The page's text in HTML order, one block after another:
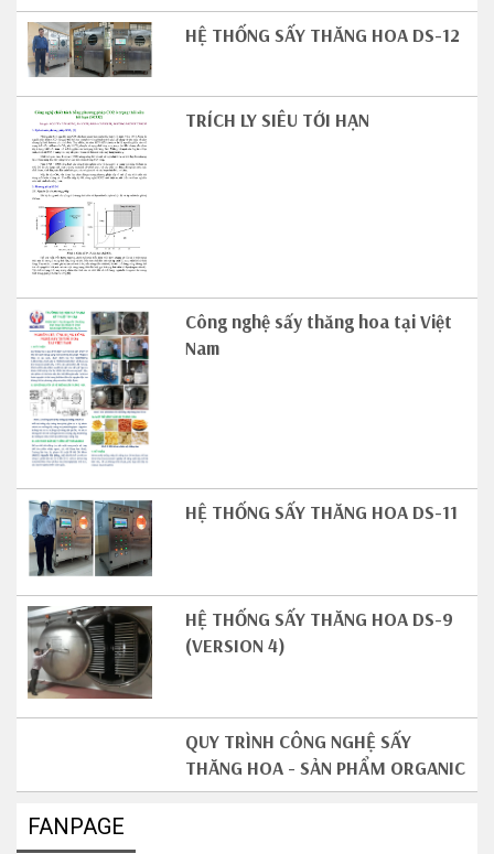
HỆ THỐNG SẤY THĂNG HOA DS-12
TRÍCH LY SIÊU TỚI HẠN
Công nghệ sấy thăng hoa tại Việt
Nam
HỆ THỐNG SẤY THĂNG HOA DS-11
HỆ THỐNG SẤY THĂNG HOA DS-9
(VERSION 4)
QUY TRÌNH CÔNG NGHỆ SẤY
THĂNG HOA - SẢN PHẨM ORGANIC
FANPAGE